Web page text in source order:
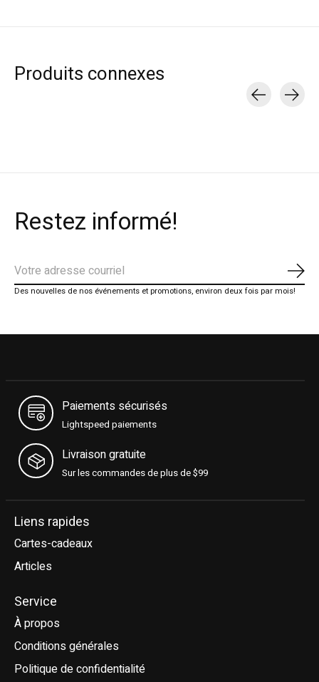
Produits connexes
Restez informé!
Des nouvelles de nos événements et promotions, environ deux fois par mois!
Paiements sécurisés
Lightspeed paiements
Livraison gratuite
Sur les commandes de plus de $99
Liens rapides
Cartes-cadeaux
Articles
Service
À propos
Conditions générales
Politique de confidentialité